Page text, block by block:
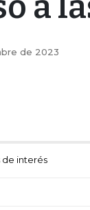
de 2023
de interés